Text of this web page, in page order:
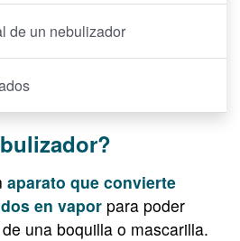
de un nebulizador
aparato que convierte
en vapor para poder
una boquilla o mascarilla.